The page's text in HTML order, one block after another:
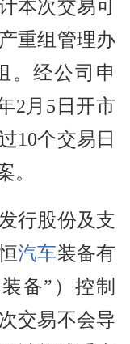
本次交易可
重组管理办
。经公司申
2月5日开市
10个交易日
。
行股份及支
汽车装备有
备”）控制
交易不会导